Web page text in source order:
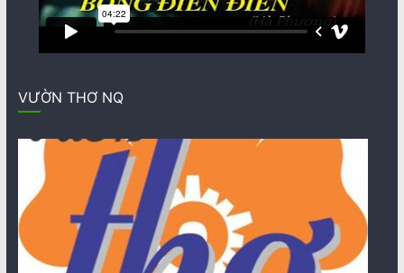
VƯỜN THƠ NQ